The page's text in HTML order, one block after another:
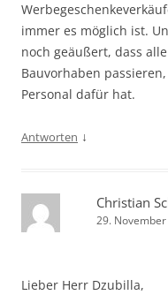
immer es möglich ist.
noch geäußert, dass
Bauvorhaben
Personal dafür hat.
Antworten ↓
Christian
29.
Lieber Herr Dzubilla,